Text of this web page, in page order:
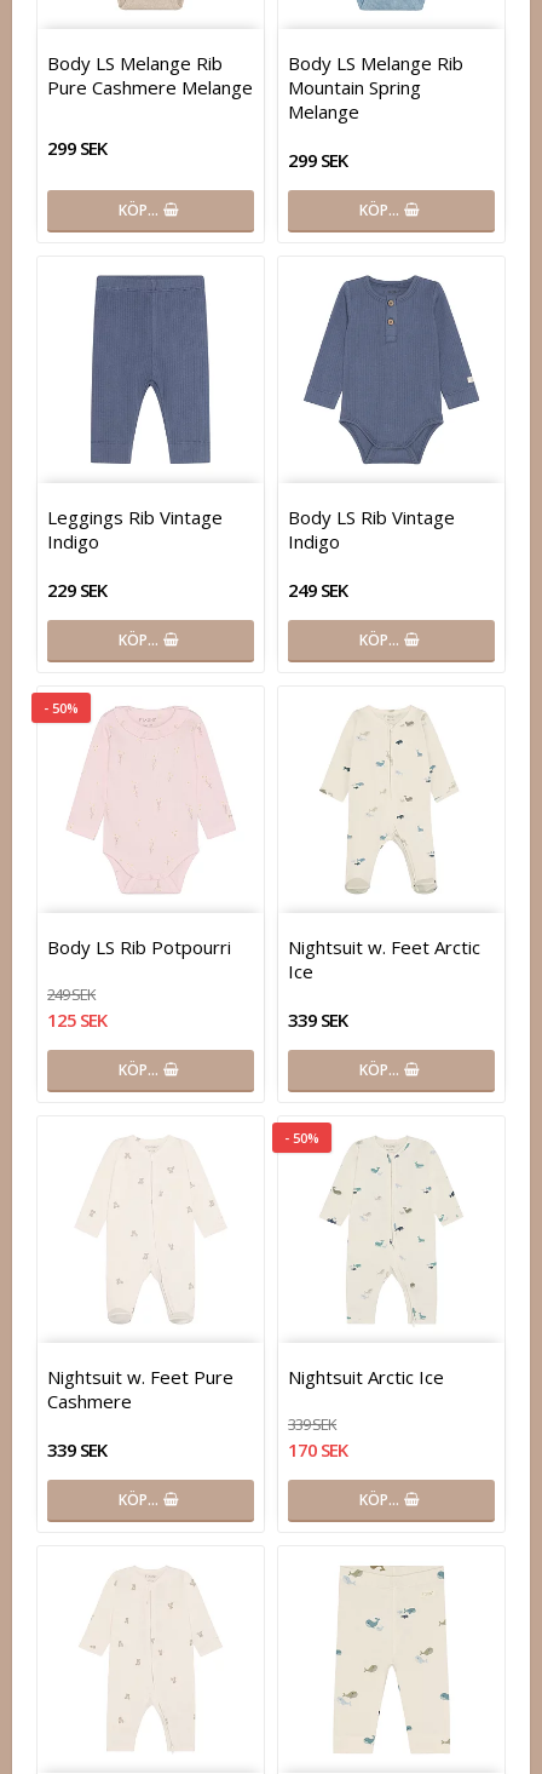
Body LS Melange Rib
Pure Cashmere Melange
299 SEK
KÖP…
Body LS Melange Rib
Mountain Spring
Melange
299 SEK
KÖP…
Leggings Rib Vintage
Indigo
229 SEK
KÖP…
Body LS Rib Vintage
Indigo
249 SEK
KÖP…
- 50%
Body LS Rib Potpourri
249 SEK
125 SEK
KÖP…
Nightsuit w. Feet Arctic
Ice
339 SEK
KÖP…
Nightsuit w. Feet Pure
Cashmere
339 SEK
KÖP…
- 50%
Nightsuit Arctic Ice
339 SEK
170 SEK
KÖP…